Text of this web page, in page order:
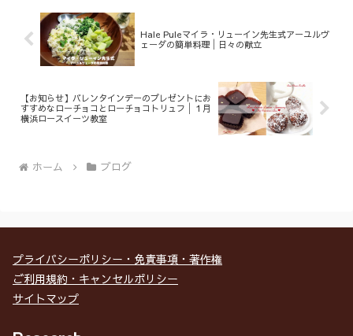
Hale Puleマイラ・リューイン先生式アーユルヴ
ェーダの簡単料理│日々の献立
【お知らせ】バレンタインデーのプレゼントにお
すすめなローチョコとローチョコトリュフ│１月
横浜ロースイーツ教室
ホーム ブログ
プライバシーポリシー・免責事項・著作権
ご利用規約・キャンセルポリシー
サイトマップ